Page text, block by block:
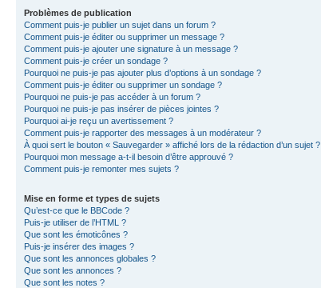
Problèmes de publication
Comment puis-je publier un sujet dans un forum ?
Comment puis-je éditer ou supprimer un message ?
Comment puis-je ajouter une signature à un message ?
Comment puis-je créer un sondage ?
Pourquoi ne puis-je pas ajouter plus d’options à un sondage ?
Comment puis-je éditer ou supprimer un sondage ?
Pourquoi ne puis-je pas accéder à un forum ?
Pourquoi ne puis-je pas insérer de pièces jointes ?
Pourquoi ai-je reçu un avertissement ?
Comment puis-je rapporter des messages à un modérateur ?
À quoi sert le bouton « Sauvegarder » affiché lors de la rédaction d’un sujet ?
Pourquoi mon message a-t-il besoin d’être approuvé ?
Comment puis-je remonter mes sujets ?
Mise en forme et types de sujets
Qu’est-ce que le BBCode ?
Puis-je utiliser de l’HTML ?
Que sont les émoticônes ?
Puis-je insérer des images ?
Que sont les annonces globales ?
Que sont les annonces ?
Que sont les notes ?